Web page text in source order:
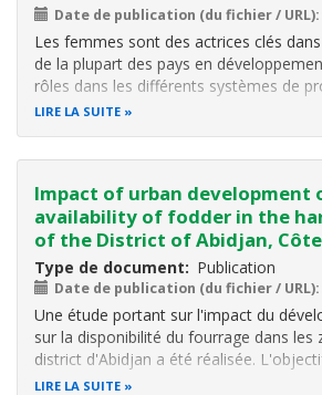
Date de publication (du fichier / URL)
Les femmes sont des actrices clés
de la plupart des pays en
rôles dans les différents systèmes de
sont souvent mal connus. Cette étude
LIRE LA SUITE
Impact of urban development
availability of fodder in the
of the District of Abidjan,
Type de document Publication
Date de publication (du fichier / URL)
Une étude portant sur l'impact du
sur la disponibilité du fourrage dans les
district d'Abidjan a été réalisée.
était d'évaluer l'effet de l'urbanisation
LIRE LA SUITE